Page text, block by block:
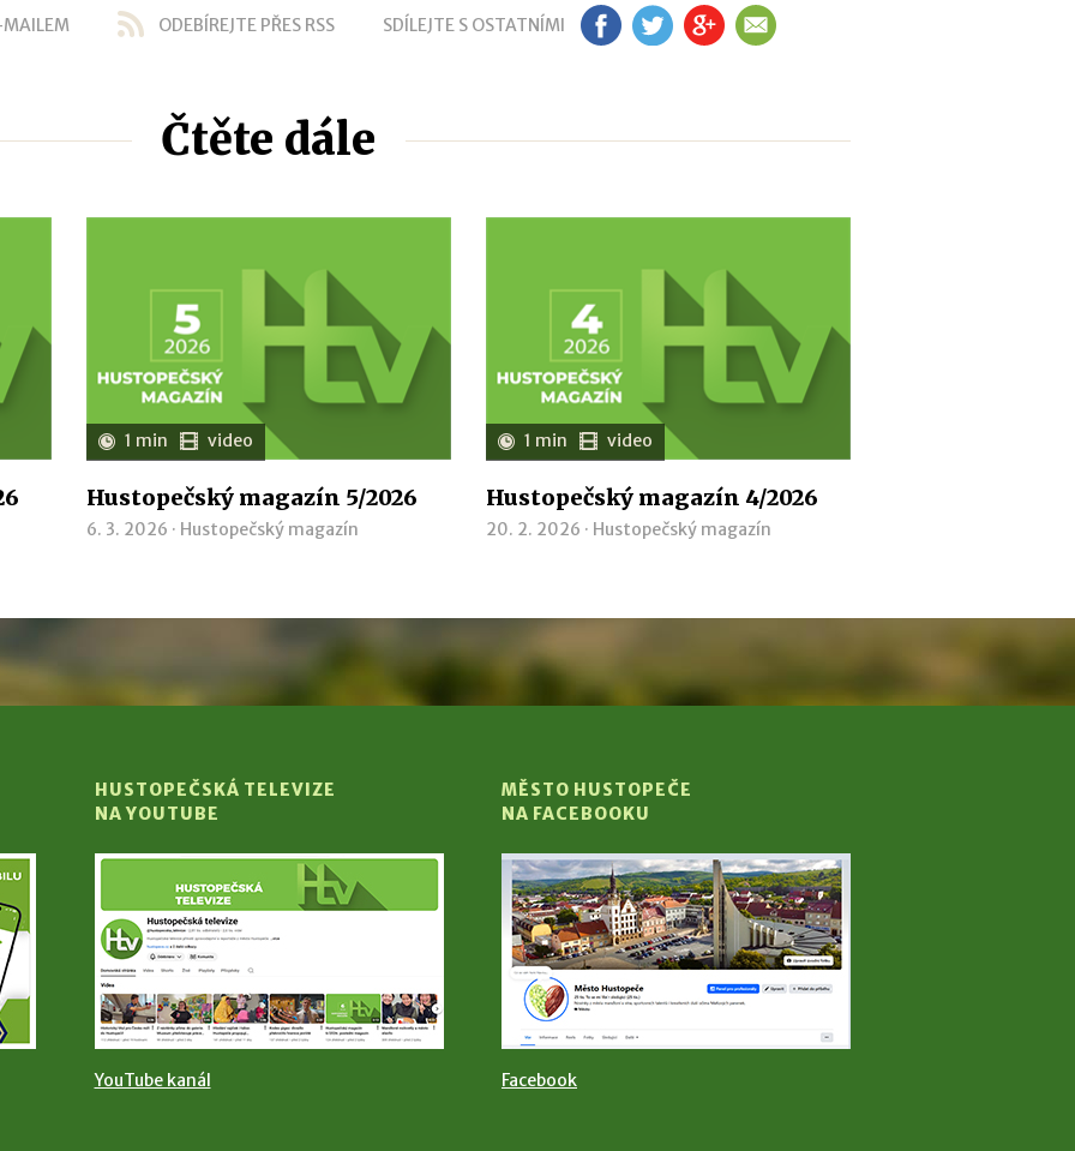
ODEBÍREJTE PŘES RSS SDÍLEJTE S OSTATNÍMI FB TW GP EM
Čtěte dále
1 min video
Hustopečský magazín 5/2026
6. 3. 2026 · Hustopečský magazín
1 min video
Hustopečský magazín 4/2026
20. 2. 2026 · Hustopečský magazín
HUSTOPEČSKÁ TELEVIZE
NA YOUTUBE
YouTube kanál
MĚSTO HUSTOPEČE
NA FACEBOOKU
Facebook